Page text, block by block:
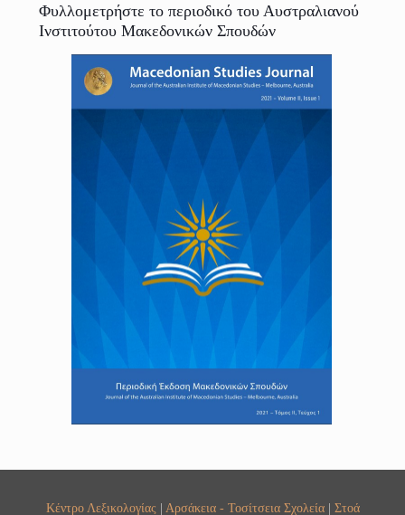
Φυλλομετρήστε το περιοδικό του Αυστραλιανού
Ινστιτούτου Μακεδονικών Σπουδών
Κέντρο Λεξικολογίας | Αρσάκεια - Τοσίτσεια Σχολεία| Στοά